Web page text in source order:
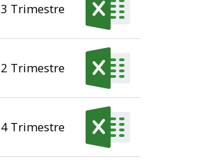
3 Trimestre
2 Trimestre
4 Trimestre